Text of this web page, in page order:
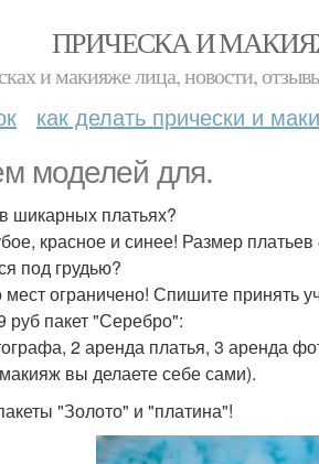
ПРИЧЕСКА И
и макияже лица, новости,
как делать прически и
моделей для.
шикарных платьях?
красное и синее! Размер
под грудью?
мест ограничено! Спишите принять
руб пакет "Серебро":
2 аренда платья, 3 аренда
вы делаете себе сами).
"Золото" и "платина"!